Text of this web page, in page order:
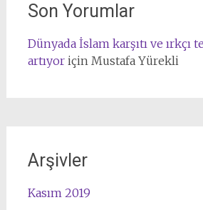
Son Yorumlar
Dünyada İslam karşıtı ve ırkçı
artıyoriçin Mustafa Yürekli
Arşivler
Kasım 2019